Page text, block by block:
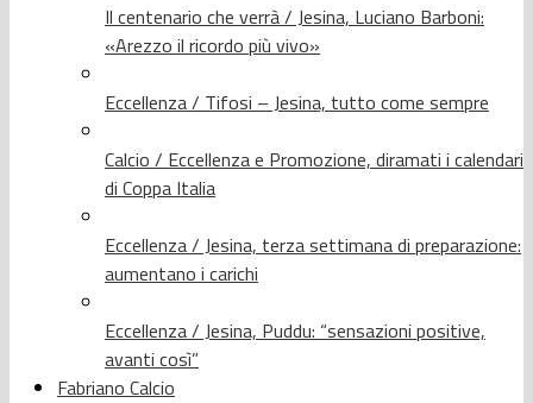
Il centenario che verrà / Jesina, Luciano Barboni:
«Arezzo il ricordo più vivo»
Eccellenza / Tifosi – Jesina, tutto come sempre
Calcio / Eccellenza e Promozione, diramati i calendari
di Coppa Italia
Eccellenza / Jesina, terza settimana di preparazione:
aumentano i carichi
Eccellenza / Jesina, Puddu: “sensazioni positive,
avanti così”
Fabriano Calcio